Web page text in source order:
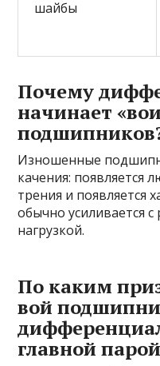
шайбы
Почему
начинает
Изношенные
качения: появляется
трения и появляется
обычно усиливается
нагрузкой.
По каким
вой
главной